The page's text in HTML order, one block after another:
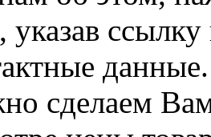
указав
сделаем